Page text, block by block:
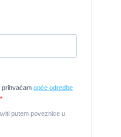
- sniženo!
- PRILIKA - SNIŽENA
200kW - unutranji, diesel